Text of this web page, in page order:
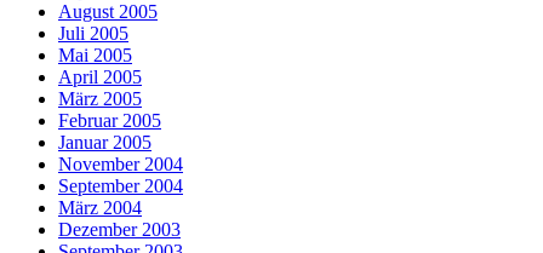
August 2005
Juli 2005
Mai 2005
April 2005
März 2005
Februar 2005
Januar 2005
November 2004
September 2004
März 2004
Dezember 2003